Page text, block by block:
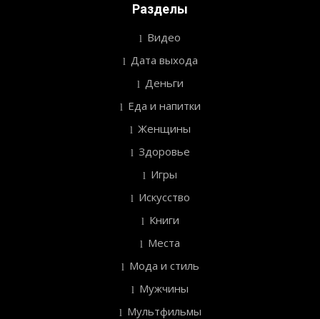
Разделы
Видео
Дата выхода
Деньги
Еда и напитки
Женщины
Здоровье
Игры
Искусство
Книги
Места
Мода и стиль
Мужчины
Мультфильмы